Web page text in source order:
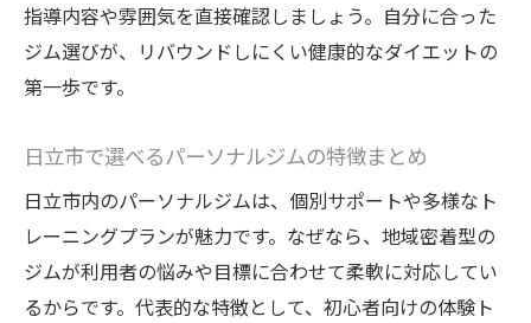
指導内容や雰囲気を直接確認しましょう。自分に合った
ジム選びが、リバウンドしにくい健康的なダイエットの
第一歩です。
日立市で選べるパーソナルジムの特徴まとめ
日立市内のパーソナルジムは、個別サポートや多様なト
レーニングプランが魅力です。なぜなら、地域密着型の
ジムが利用者の悩みや目標に合わせて柔軟に対応してい
るからです。代表的な特徴として、初心者向けの体験ト